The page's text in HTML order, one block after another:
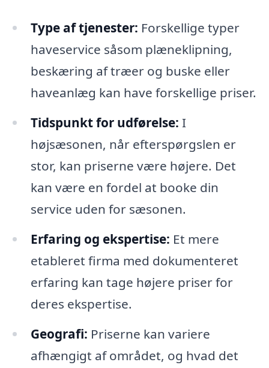
Type af tjenester: Forskellige typer
haveservice såsom plæneklipning,
beskæring af træer og buske eller
haveanlæg kan have forskellige priser.
Tidspunkt for udførelse: I
højsæsonen, når efterspørgslen er
stor, kan priserne være højere. Det
kan være en fordel at booke din
service uden for sæsonen.
Erfaring og ekspertise: Et mere
etableret firma med dokumenteret
erfaring kan tage højere priser for
deres ekspertise.
Geografi: Priserne kan variere
afhængigt af området, og hvad det